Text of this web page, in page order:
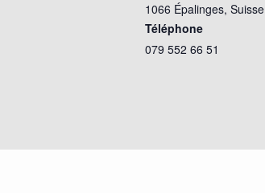
1066 Épalinges, Suisse
Téléphone
079 552 66 51